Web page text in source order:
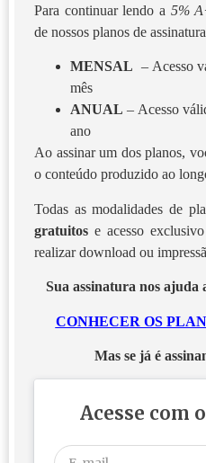
Para continuar lendo a 5%
de nossos planos de
MENSAL – Acesso
mês
ANUAL – Acesso
ano
Ao assinar um dos planos,
o conteúdo produzido ao
Todas as modalidades de
gratuitos e acesso
realizar download ou
Sua assinatura nos ajuda
CONHECER OS
Mas se já é
Acesse com